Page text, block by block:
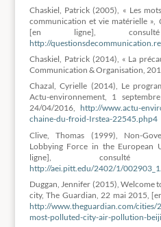
Chaskiel, Patrick (2005), « Les
communication et vie matérielle »,
[en ligne],
http://
Chaskiel, Patrick (2014), « La
Communication & Organisation,
Chazal, Cyrielle (2014), Le
Actu-environnement, 1
24/04/2016,http://www.actu-
chaine-du-froid-Irstea-22545.php4
Clive, Thomas (1999), Non-
Lobbying Force in the European
ligne], consulté
http://aei.pitt.edu/2402/1/
Duggan, Jennifer (2015), Welcome
city, The Guardian, 22 mai 2015,
http://www.theguardian.com/cities/
most-polluted-city-air-pollution-